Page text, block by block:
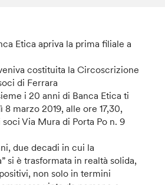
Etica apriva la prima filiale a
costituita la Circoscrizione
di Ferrara
i 20 anni di Banca Etica ti
marzo 2019, alle ore 17,30,
Via Mura di Porta Po n. 9
due decadi in cui la
si è trasformata in realtà solida,
non solo in termini